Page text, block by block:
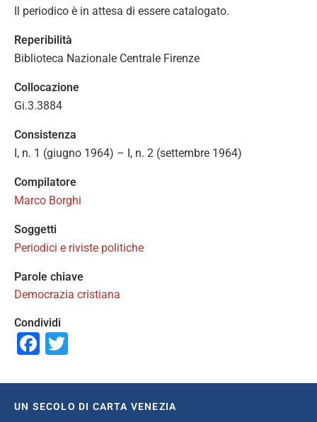
Il periodico è in attesa di essere catalogato.
Reperibilità
Biblioteca Nazionale Centrale Firenze
Collocazione
Gi.3.3884
Consistenza
I, n. 1 (giugno 1964) – I, n. 2 (settembre 1964)
Compilatore
Marco Borghi
Soggetti
Periodici e riviste politiche
Parole chiave
Democrazia cristiana
Condividi
Facebook
UN SECOLO DI CARTA VENEZIA